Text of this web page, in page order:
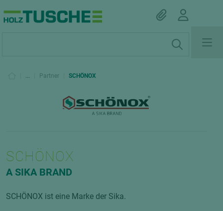
... Partner SCHÖNOX
SCHÖNOX
A SIKA BRAND
SCHÖNOX ist eine Marke der Sika.